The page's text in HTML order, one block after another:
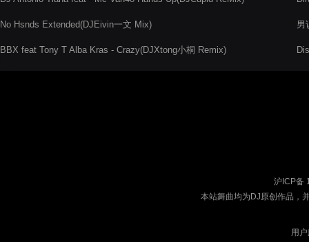
No Hsnds Extended(DJEivin一文 Mix)
BBX feat Tony T Alba Kras - Crazy(DJXtong小桐 Remix)
男
沪ICP备
本站舞曲均为DJ原创作品，
用